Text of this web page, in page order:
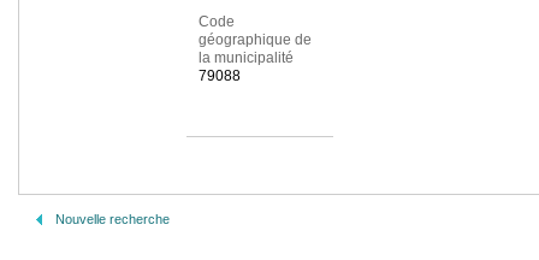
Code
géographique de
la municipalité
79088
Nouvelle recherche